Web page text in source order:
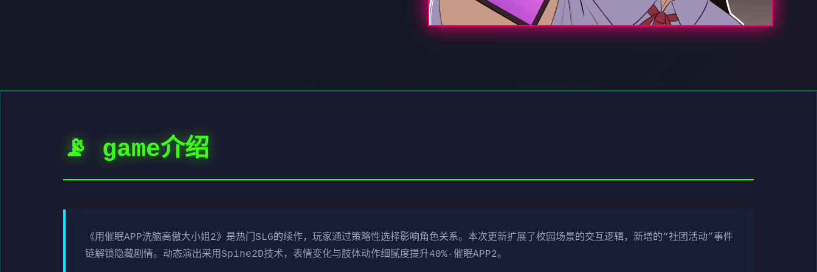
📡 game介绍
《用催眠APP洗脑高傲大小姐2》是热门SLG的续作，玩家通过策略性选择影响角色关系。本次更新扩展了校园场景的交互逻辑，新增的“社团活动”事件
链解锁隐藏剧情。动态演出采用Spine2D技术，表情变化与肢体动作细腻度提升40%-催眠APP2。